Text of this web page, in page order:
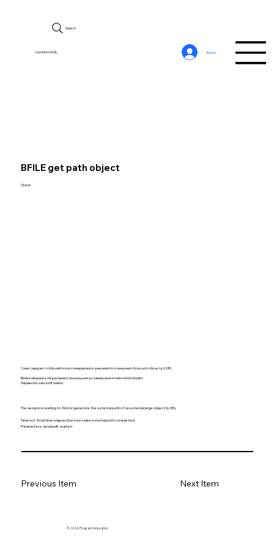
CerebroSQL
Search
Войти
BFILE get path object
Oracle
Сеанс ожидает, чтобы найти или сгенерировать внешний путь внешнего большого объекта (LOB).
Время ожидания: общее время, прошедшее до завершения make external path.
Параметры: session#, waited
The session is waiting to find or generate the external path of an external large object (LOB).
Timeout: Total time elapsed before make external path completed.
Parameters: session#, waited
Previous Item Next Item
© 2026. Program innovation